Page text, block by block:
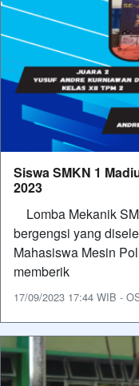
Siswa SMKN 1
2023
Lomba Mekanik
bergengsi yang
Mahasiswa Mesin
memberik
17/09/2023 17:44 WIB -